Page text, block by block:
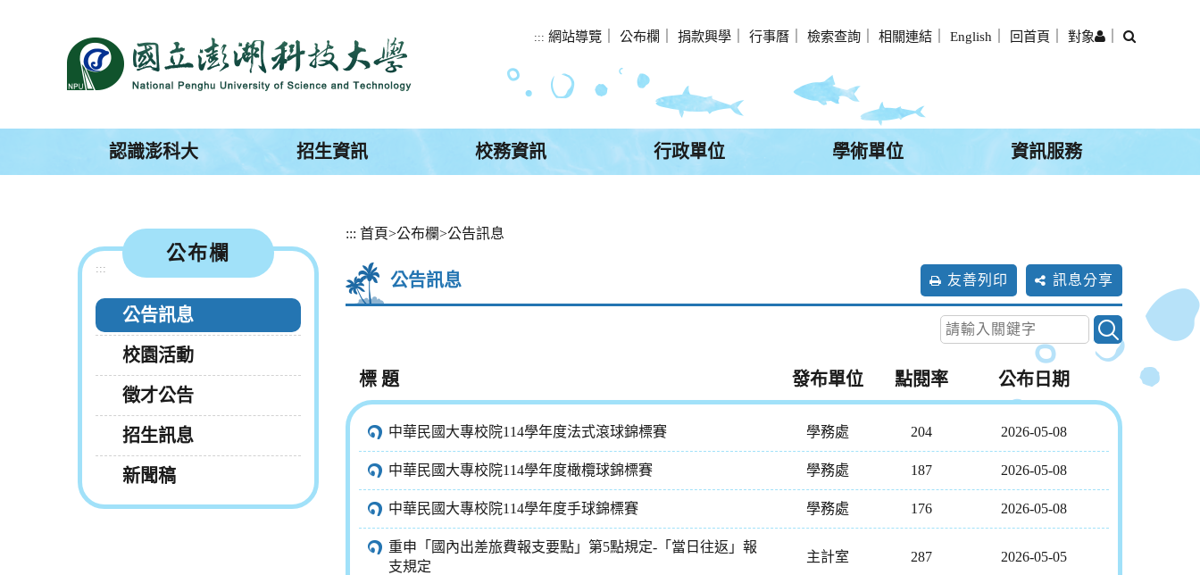
區
::: 網站導覽 公布欄 捐款興學 行事曆 檢索查詢 相關連結 English 回首頁 對象
認識澎科大 招生資訊 校務資訊 行政單位 學術單位 資訊服務
:::
公布欄
公告訊息
校園活動
徵才公告
招生訊息
新聞稿
::: 首頁>公布欄>公告訊息
公告訊息 友善列印 訊息分享
標 題 發布單位 點閱率 公布日期
中華民國大專校院114學年度法式滾球錦標賽 學務處 204 2026-05-08
中華民國大專校院114學年度橄欖球錦標賽 學務處 187 2026-05-08
中華民國大專校院114學年度手球錦標賽 學務處 176 2026-05-08
重申「國內出差旅費報支要點」第5點規定-「當日往返」報
支規定
主計室 287 2026-05-05